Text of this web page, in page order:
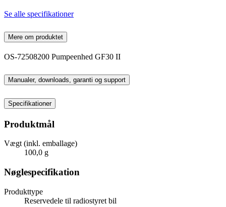
Se alle specifikationer
Mere om produktet
OS-72508200 Pumpeenhed GF30 II
Manualer, downloads, garanti og support
Specifikationer
Produktmål
Vægt (inkl. emballage)
100,0 g
Nøglespecifikation
Produkttype
Reservedele til radiostyret bil